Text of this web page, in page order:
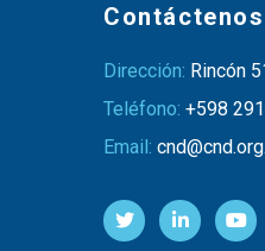
Contáctenos
Dirección: Rincón
Teléfono: +598
Email: